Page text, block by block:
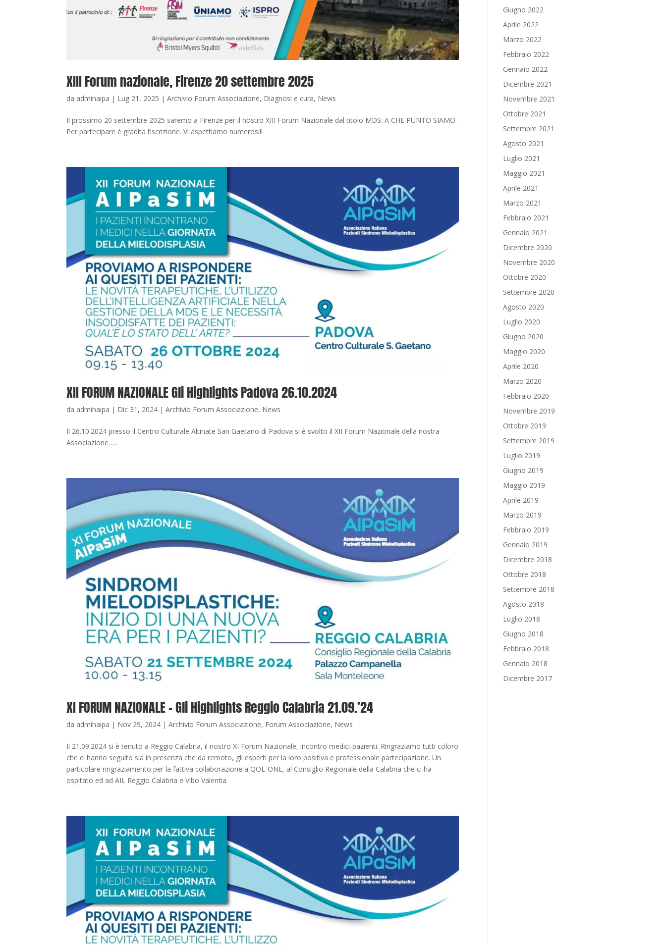
XIII Forum nazionale, Firenze 20 settembre 2025
da adminaipa | Lug 21, 2025 |Archivio Forum Associazione, Diagnosi e cura, News
Il prossimo 20 settembre 2025 saremo a Firenze per il nostro XIII Forum Nazionale dal titolo MDS: A CHE PUNTO SIAMO.
Per partecipare è gradita l’iscrizione. Vi aspettiamo numerosi!!
XII FORUM NAZIONALE Gli Highlights Padova 26.10.2024
da adminaipa | Dic 31, 2024 |Archivio Forum Associazione, News
Il 26.10.2024 presso il Centro Culturale Altinate San Gaetano di Padova si è svolto il XII Forum Nazionale della nostra
Associazione…..
XI FORUM NAZIONALE – Gli Highlights Reggio Calabria 21.09.’24
da adminaipa | Nov 29, 2024 |Archivio Forum Associazione, Forum Associazione, News
Il 21.09.2024 si è tenuto a Reggio Calabria, il nostro XI Forum Nazionale, incontro medici-pazienti. Ringraziamo tutti coloro
che ci hanno seguito sia in presenza che da remoto, gli esperti per la loro positiva e professionale partecipazione. Un
particolare ringraziamento per la fattiva collaborazione a QOL-ONE, al Consiglio Regionale della Calabria che ci ha
ospitato ed ad AIL Reggio Calabria e Vibo Valentia
Giugno 2022
Aprile 2022
Marzo 2022
Febbraio 2022
Gennaio 2022
Dicembre 2021
Novembre 2021
Ottobre 2021
Settembre 2021
Agosto 2021
Luglio 2021
Maggio 2021
Aprile 2021
Marzo 2021
Febbraio 2021
Gennaio 2021
Dicembre 2020
Novembre 2020
Ottobre 2020
Settembre 2020
Agosto 2020
Luglio 2020
Giugno 2020
Maggio 2020
Aprile 2020
Marzo 2020
Febbraio 2020
Novembre 2019
Ottobre 2019
Settembre 2019
Luglio 2019
Giugno 2019
Maggio 2019
Aprile 2019
Marzo 2019
Febbraio 2019
Gennaio 2019
Dicembre 2018
Ottobre 2018
Settembre 2018
Agosto 2018
Luglio 2018
Giugno 2018
Febbraio 2018
Gennaio 2018
Dicembre 2017